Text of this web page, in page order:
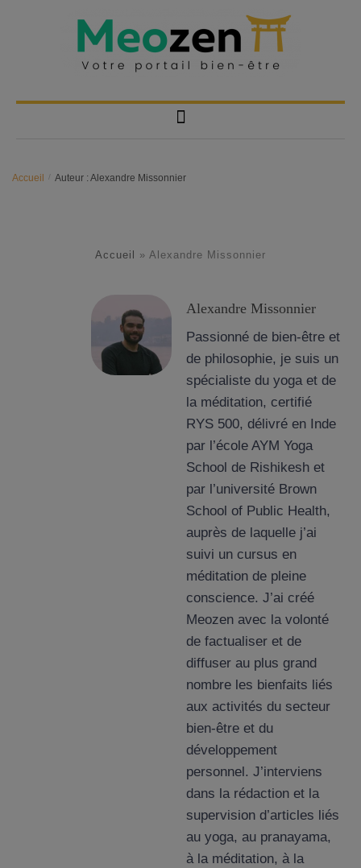
Accueil / Auteur : Alexandre Missonnier
Accueil » Alexandre Missonnier
Alexandre Missonnier
Passionné de bien-être et
de philosophie, je suis un
spécialiste du yoga et de
la méditation, certifié
RYS 500, délivré en Inde
par l’école AYM Yoga
School de Rishikesh et
par l’université Brown
School of Public Health,
auprès de laquelle j’ai
suivi un cursus en
méditation de pleine
conscience. J’ai créé
Meozen avec la volonté
de factualiser et de
diffuser au plus grand
nombre les bienfaits liés
aux activités du secteur
bien-être et du
développement
personnel. J’interviens
dans la rédaction et la
supervision d’articles liés
au yoga, au pranayama,
à la méditation, à la